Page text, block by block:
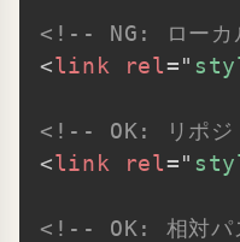
<!-- NG: ローカ
<link rel="
<!-- OK: リポジ
<link rel="
<!-- OK: 相対パ